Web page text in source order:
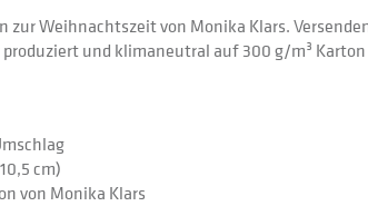
zur Weihnachtszeit von Monika Klars.
und klimaneutral auf 300 g/m³
cm)
von Monika Klars